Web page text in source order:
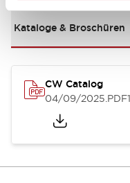
Kataloge & Broschüren
CW Catalog
04/09/2025.PDF